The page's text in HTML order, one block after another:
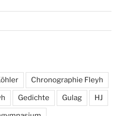
Chronographie Fleyh
Gedichte Gulag HJ